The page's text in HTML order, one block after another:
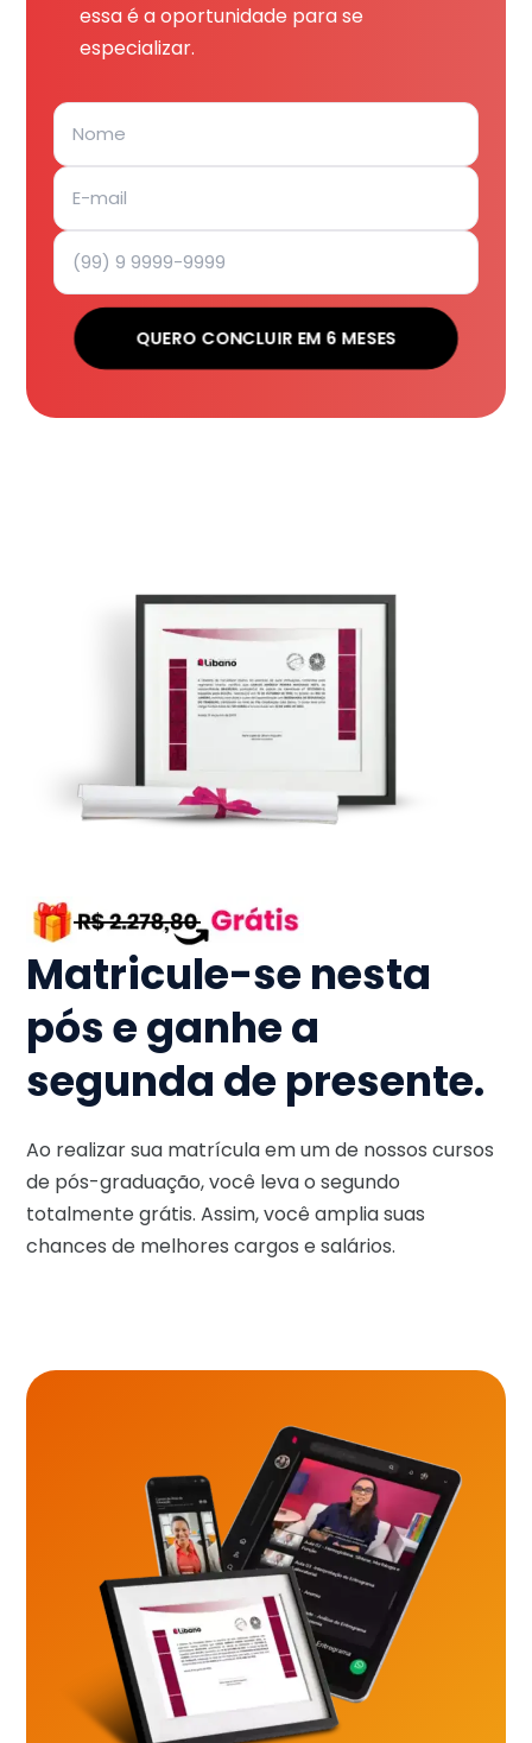
essa é a oportunidade para se
especializar.
QUERO CONCLUIR EM 6 MESES
Matricule-se nesta
pós e ganhe a
segunda de presente.
Ao realizar sua matrícula em um de nossos cursos
de pós-graduação, você leva o segundo
totalmente grátis. Assim, você amplia suas
chances de melhores cargos e salários.